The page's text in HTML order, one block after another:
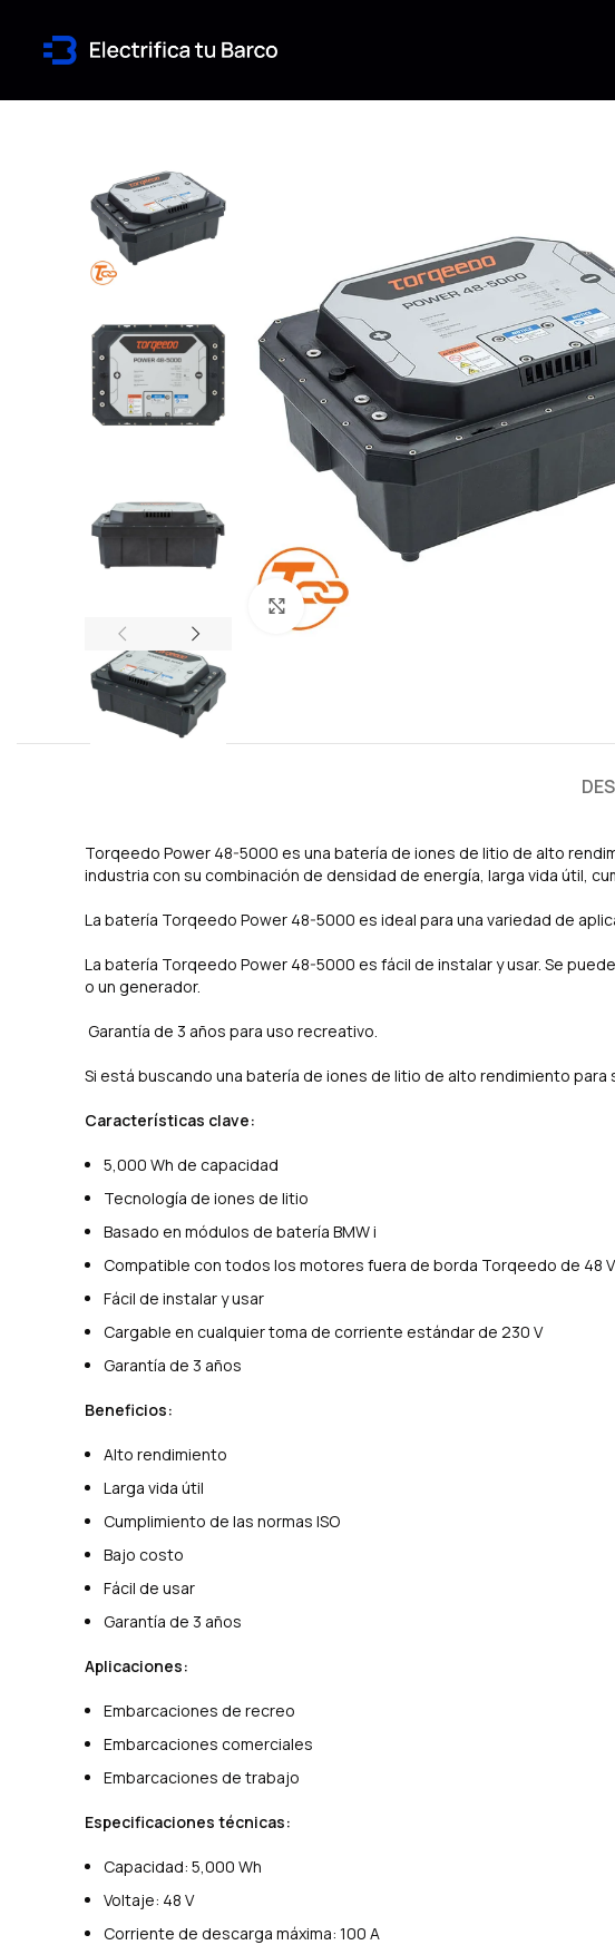
Click to enlarge
Torqeedo Power 48-5000 es una batería de iones de litio de alto
industria con su combinación de densidad de energía, larga vida útil,
La batería Torqeedo Power 48-5000 es ideal para una variedad de
La batería Torqeedo Power 48-5000 es fácil de instalar y usar. Se
o un generador.
Garantía de 3 años para uso recreativo.
Si está buscando una batería de iones de litio de alto rendimiento
Características clave:
5,000 Wh de capacidad
Tecnología de iones de litio
Basado en módulos de batería BMW i
Compatible con todos los motores fuera de borda Torqeedo de 48 V
Fácil de instalar y usar
Cargable en cualquier toma de corriente estándar de 230 V
Garantía de 3 años
Beneficios:
Alto rendimiento
Larga vida útil
Cumplimiento de las normas ISO
Bajo costo
Fácil de usar
Garantía de 3 años
Aplicaciones:
Embarcaciones de recreo
Embarcaciones comerciales
Embarcaciones de trabajo
Especificaciones técnicas:
Capacidad: 5,000 Wh
Voltaje: 48 V
Corriente de descarga máxima: 100 A